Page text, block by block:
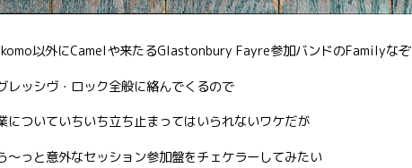
以外にCamelや来たるGlastonbury Fayre参加バンドのFamilyなぞ
レッシヴ・ロック全般に絡んでくるので
についていちいち立ち止まってはいられないワケだが
〜っと意外なセッション参加盤をチェケラーしてみたい